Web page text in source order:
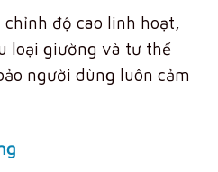
chỉnh độ cao linh hoạt,
loại giường và tư thế
người dùng luôn cảm